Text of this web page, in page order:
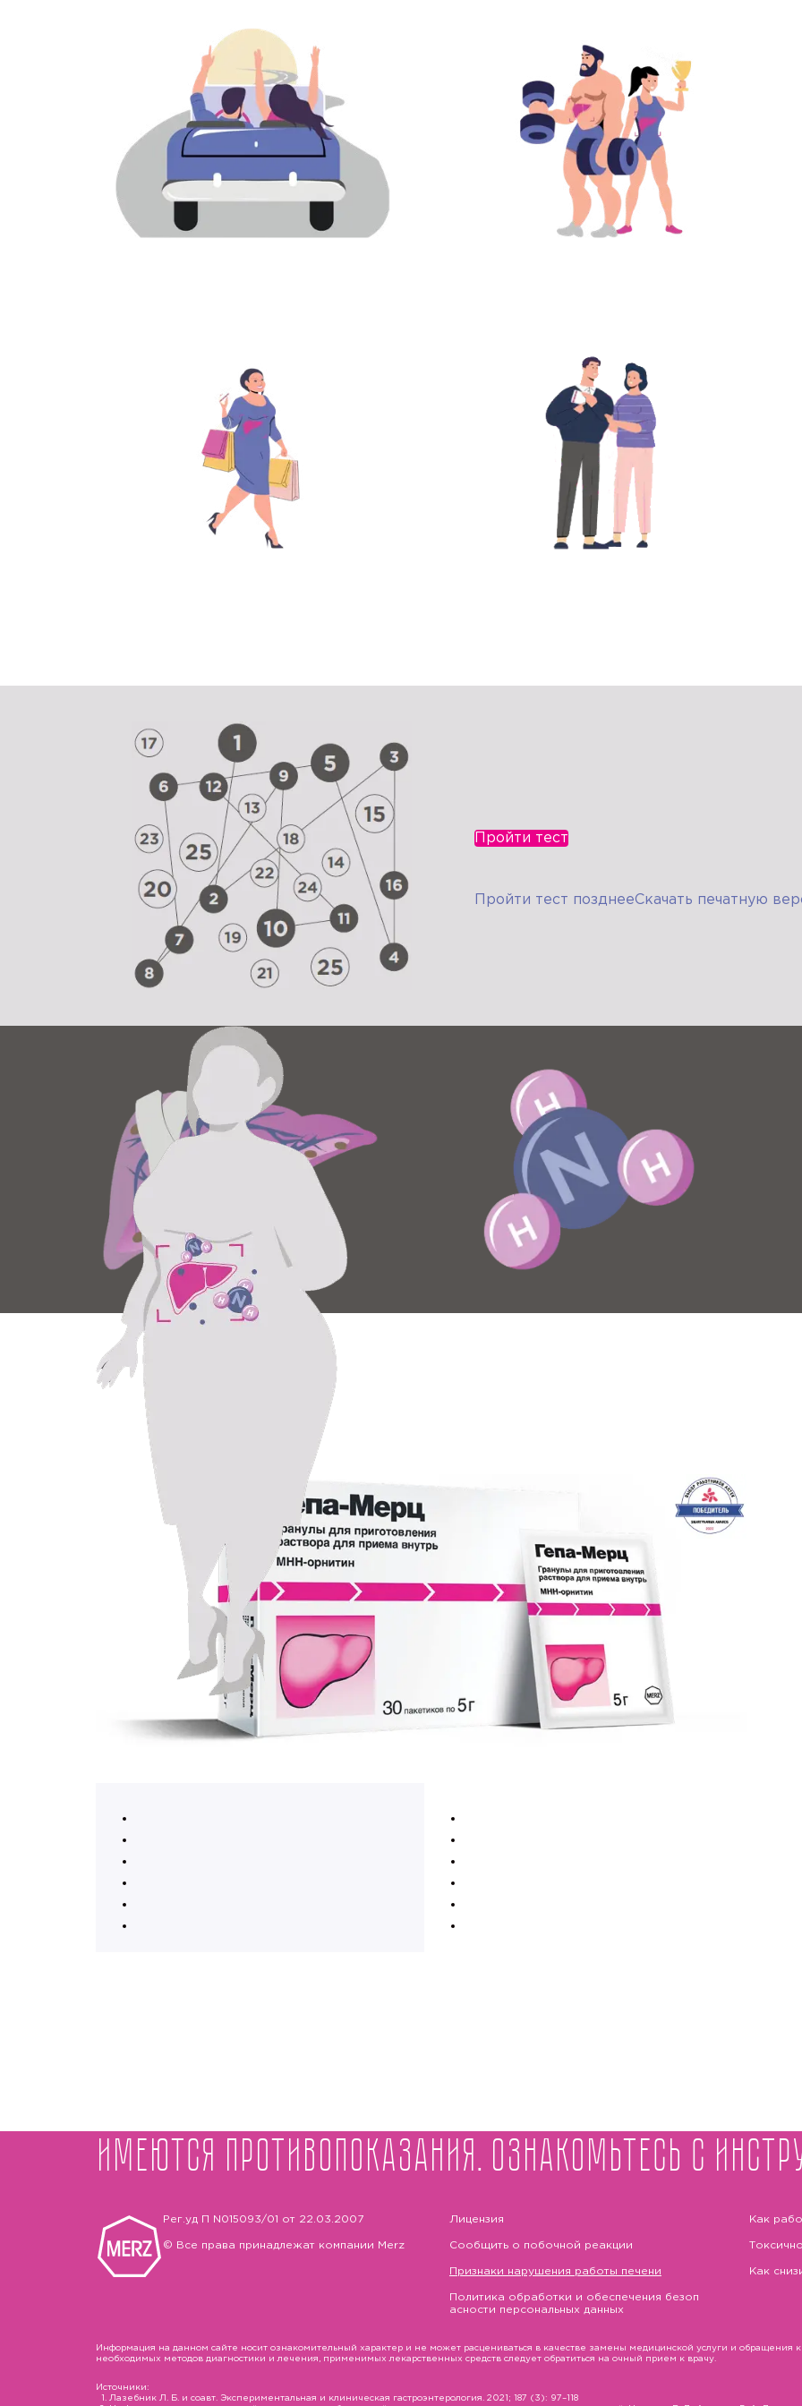
Пройти тест
Пройти тест позднееСкачать печатную
Имеются противопоказания. Ознакомьтесь с
Рег.уд П N015093/01 от 22.03.2007
© Все права принадлежат компании Merz
Лицензия
Сообщить о побочной реакции
Признаки нарушения работы печени
Политика обработки и обеспечения безоп
асности персональных данных
Как
Как
Информация на данном сайте носит ознакомительный характер и не может расцениваться в качестве замены медицинской услуги и обращения к
необходимых методов диагностики и лечения, применимых лекарственных средств следует обратиться на очный прием к врачу.
Источники:
Лазебник Л. Б. и соавт. Экспериментальная и клиническая гастроэнтерология. 2021; 187 (3): 97–118